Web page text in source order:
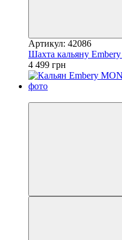
Артикул: 42086
Шахта кальяну
4 499 грн